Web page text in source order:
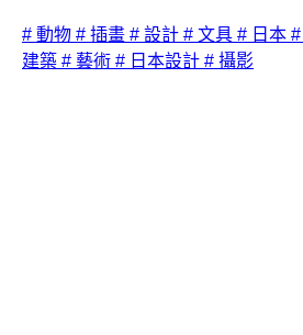
# 動物 # 插畫 # 設計 # 文具 # 日本
建築 # 藝術 # 日本設計 # 攝影